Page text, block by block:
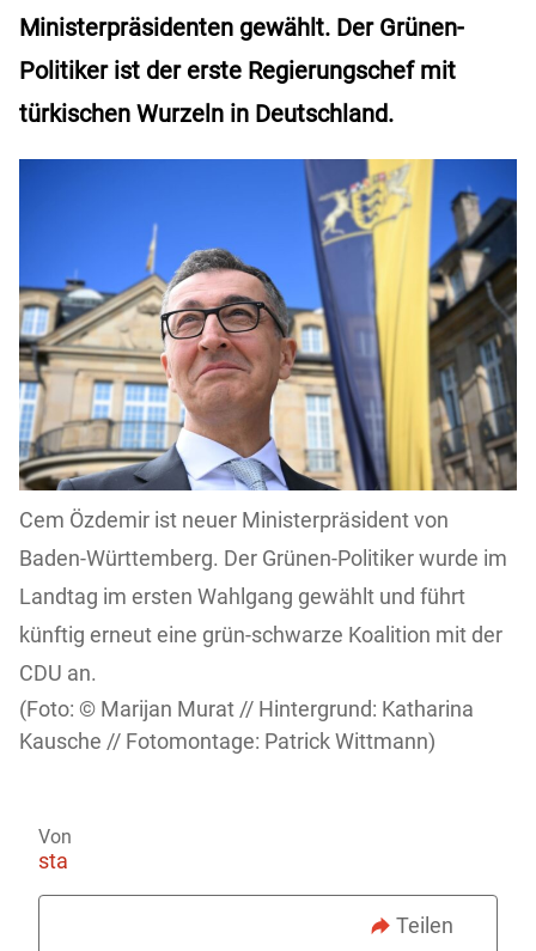
Ministerpräsidenten gewählt. Der Grünen-
Politiker ist der erste Regierungschef mit
türkischen Wurzeln in Deutschland.
Cem Özdemir ist neuer Ministerpräsident von
Baden-Württemberg. Der Grünen-Politiker wurde im
Landtag im ersten Wahlgang gewählt und führt
künftig erneut eine grün-schwarze Koalition mit der
CDU an.
Marijan Murat // Hintergrund: Katharina
Kausche // Fotomontage: Patrick Wittmann)
Von
sta
Teilen